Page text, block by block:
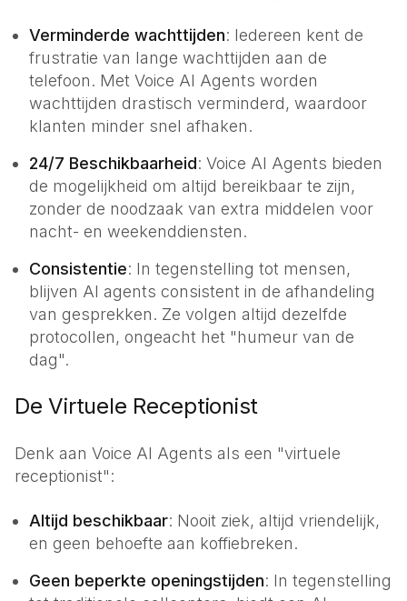
Verminderde wachttijden: Iedereen kent de
frustratie van lange wachttijden aan de
telefoon. Met Voice AI Agents worden
wachttijden drastisch verminderd, waardoor
klanten minder snel afhaken.
24/7 Beschikbaarheid: Voice AI Agents bieden
de mogelijkheid om altijd bereikbaar te zijn,
zonder de noodzaak van extra middelen voor
nacht- en weekenddiensten.
Consistentie: In tegenstelling tot mensen,
blijven AI agents consistent in de afhandeling
van gesprekken. Ze volgen altijd dezelfde
protocollen, ongeacht het "humeur van de
dag".
De Virtuele Receptionist
Denk aan Voice AI Agents als een "virtuele
receptionist":
Altijd beschikbaar: Nooit ziek, altijd vriendelijk,
en geen behoefte aan koffiebreken.
Geen beperkte openingstijden: In tegenstelling